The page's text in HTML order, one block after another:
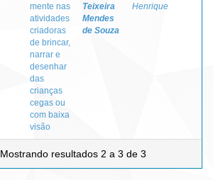
mente nas
atividades
criadoras
de brincar,
narrar e
desenhar
das
crianças
cegas ou
com baixa
visão
Teixeira
Mendes
de Souza
Henrique
Mostrando resultados 2 a 3 de 3